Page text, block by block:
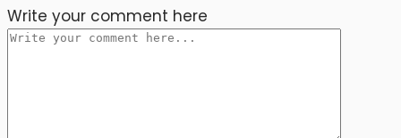
Write your comment here